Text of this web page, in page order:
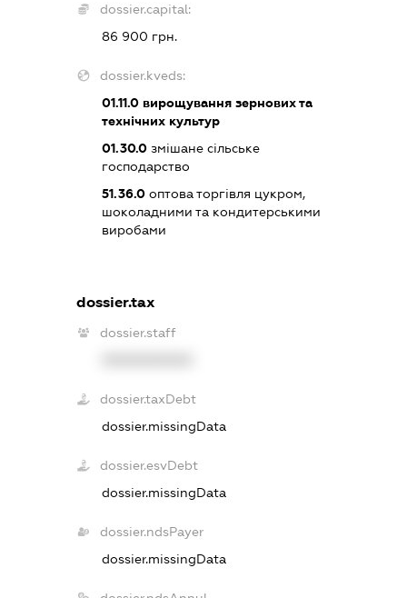
dossier.capital:
86 900 грн.
dossier.kveds:
01.11.0 вирощування зернових та
технічних культур
01.30.0 змішане сільське
господарство
51.36.0 оптова торгівля цукром,
шоколадними та кондитерськими
виробами
dossier.tax
dossier.staff
dossier.taxDebt
dossier.missingData
dossier.esvDebt
dossier.missingData
dossier.ndsPayer
dossier.missingData